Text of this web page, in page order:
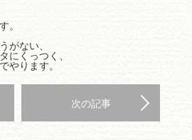
。
がない、
にくっつく、
やります。
次の記事